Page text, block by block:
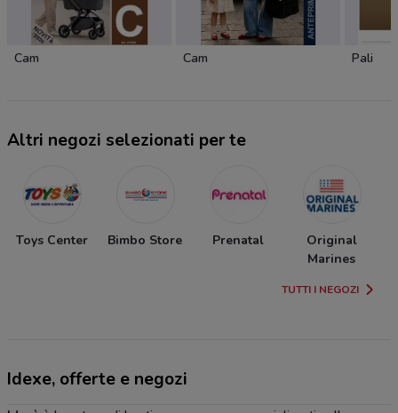
Cam Cam Pali
Altri negozi selezionati per te
Toys Center Bimbo Store Prenatal
Original
Marines
TUTTI I NEGOZI
Idexe, offerte e negozi